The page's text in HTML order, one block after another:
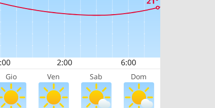
Gio Ven Sab Dom